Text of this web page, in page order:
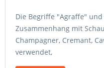
Die Begriffe "Agraffe"
Zusammenhang mit
Champagner, Cremant,
verwendet,